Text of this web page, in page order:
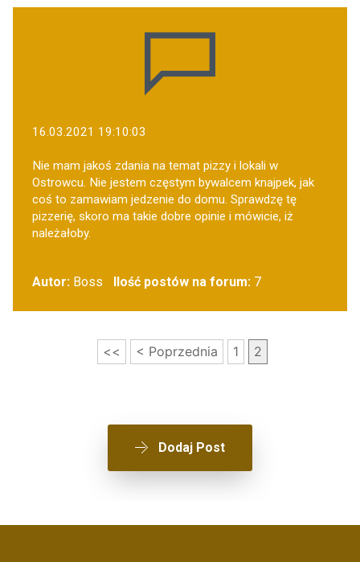
16.03.2021 19:10:03
Nie mam jakoś zdania na temat pizzy i lokali w
Ostrowcu. Nie jestem częstym bywalcem knajpek, jak
coś to zamawiam jedzenie do domu. Sprawdzę tę
pizzerię, skoro ma takie dobre opinie i mówicie, iż
należałoby.
Autor: Boss Ilość postów na forum:7
<< < Poprzednia 1 2
Dodaj Post